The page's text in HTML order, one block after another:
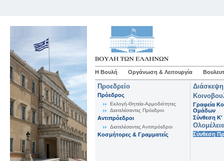
Η Βουλή Οργάνωση & Λειτουργία
Προεδρείο
Πρόεδρος
Εκλογή-Θητεία-Αρμοδιότητες
Διατελέσαντες Πρόεδροι
Αντιπρόεδροι
Διατελέσαντες Αντιπρόεδροι
Κοσμήτορες & Γραμματείς
Γραφεία
Ομάδων
Σύνθεση K'
Σύνθεση